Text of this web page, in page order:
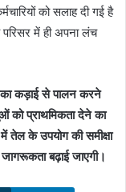
को सलाह दी गई है
में ही अपना लंच
का कड़ाई से पालन करने
को प्राथमिकता देने का
तेल के उपयोग की समीक्षा
बढ़ाई जाएगी।